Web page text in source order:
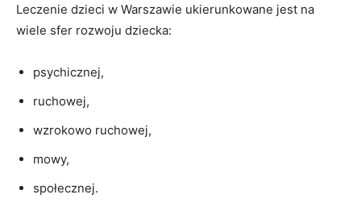
Leczenie dzieci w Warszawie ukierunkowane jest na
wiele sfer rozwoju dziecka:
psychicznej,
ruchowej,
wzrokowo ruchowej,
mowy,
społecznej.